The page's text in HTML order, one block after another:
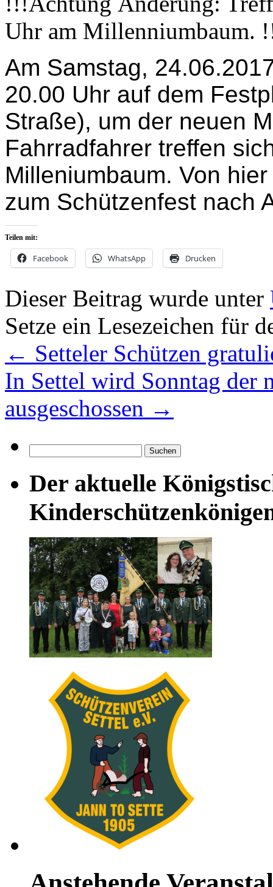
Uhr am Millenniumbaum.
Am Samstag,
20.00 Uhr auf dem
Straße), um der neuen
Fahrradfahrer treffen
Milleniumbaum. Von
zum Schützenfest nach
Teilen mit:
Facebook WhatsApp Drucken
Dieser Beitrag wurde unter
Setze ein Lesezeichen für
← Setteler Schützen
In Settel wird Sonntag der
ausgeschossen →
nach:
Der aktuelle